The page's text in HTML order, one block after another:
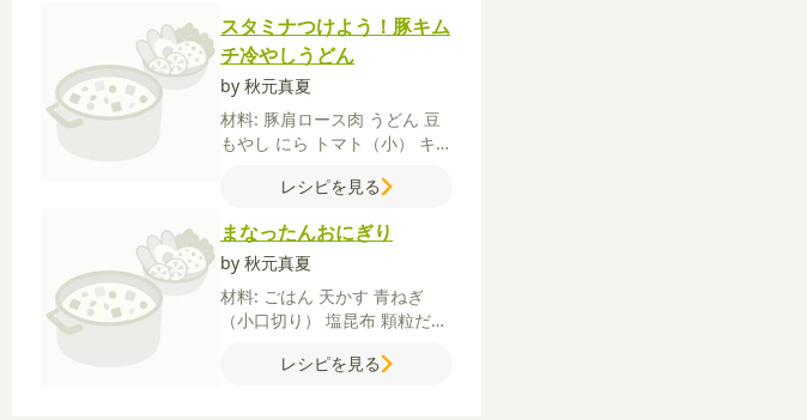
スタミナつけよう！豚キム
チ冷やしうどん
by 秋元真夏
材料: 豚肩ロース肉 うどん 豆
もやし にら トマト（小） キム
いり白ごま【A】
醤【B】鶏がらスープの素
イスターソース
水塩
レシピを見る
まなったんおにぎり
by 秋元真夏
材料: ごはん 天かす 青ねぎ
（小口切り） 塩昆布 顆粒だし
レシピを見る